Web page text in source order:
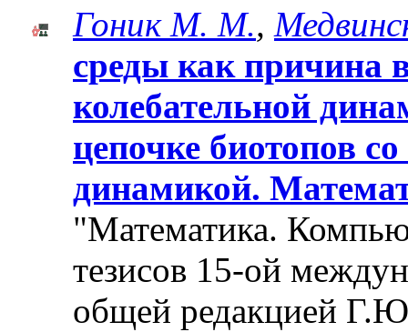
Гоник М. М.,
среды как причина
колебательной
цепочке биотопов
динамикой.
"Математика.
тезисов 15-ой
общей редакцией